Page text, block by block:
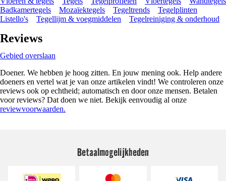
Badkamertegels
Mozaïektegels Tegeltrends
Tegelplinten
Listello's
Tegellijm & voegmiddelen Tegelreiniging & onderhoud
Reviews
Gebied overslaan
Doener. We hebben je hoog zitten. En jouw mening ook. Help andere
doeners en vertel wat je van onze artikelen vindt! We controleren onze
reviews ook op echtheid; automatisch en door onze mensen. Betalen
voor reviews? Dat doen we niet. Bekijk eenvoudig al onze
reviewvoorwaarden.
Betaalmogelijkheden